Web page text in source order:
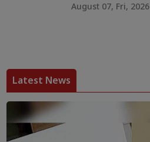
August 07, Fri, 2026
Latest News